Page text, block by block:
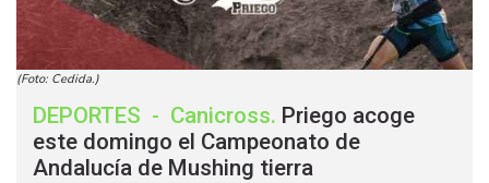
(Foto: Cedida.)
DEPORTES - Canicross. Priego acoge
este domingo el Campeonato de
Andalucía de Mushing tierra